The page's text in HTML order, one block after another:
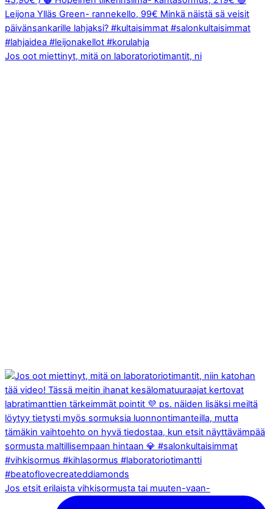
Jos oot miettinyt, mitä on laboratoriotimantit, ni
Jos etsit erilaista vihkisormusta tai muuten-vaan-